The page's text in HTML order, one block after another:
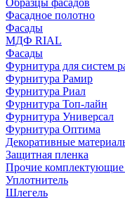
Образцы фасадов
Фасадное полотно
Фасады
МДФ RIAL
Фасады
Фурнитура для систем
Фурнитура Рамир
Фурнитура Риал
Фурнитура Топ-лайн
Фурнитура Универсал
Фурнитура Оптима
Декоративные
Защитная пленка
Прочие комплектующие
Уплотнитель
Шлегель